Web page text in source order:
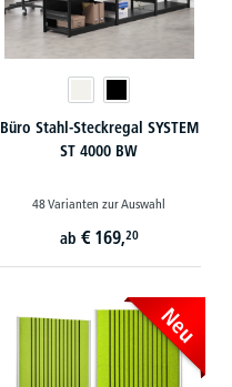
Büro Stahl-Steckregal SYSTEM
ST 4000 BW
48 Varianten zur Auswahl
ab € 169,20
Neu